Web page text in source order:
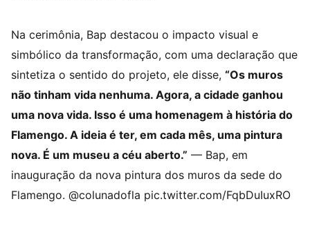
Na cerimônia, Bap destacou o impacto visual e
simbólico da transformação, com uma declaração que
sintetiza o sentido do projeto, ele disse, “Os muros
não tinham vida nenhuma. Agora, a cidade ganhou
uma nova vida. Isso é uma homenagem à história do
Flamengo. A ideia é ter, em cada mês, uma pintura
nova. É um museu a céu aberto.” — Bap, em
inauguração da nova pintura dos muros da sede do
Flamengo. @colunadofla pic.twitter.com/FqbDuIuxRO